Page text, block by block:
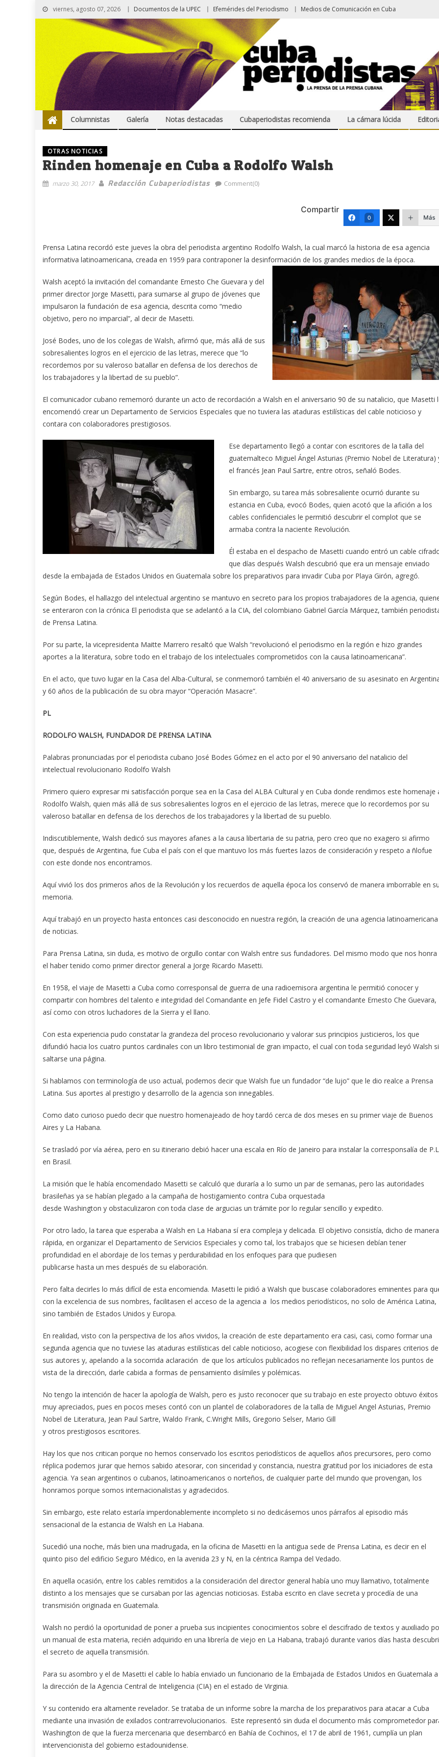
viernes, agosto 07, 2026 Documentos de la UPEC Efemérides del Periodismo Medios de Comunicación en Cuba
Columnistas Galería Notas destacadas Cubaperiodistas recomienda La cámara lúcida
OTRAS NOTICIAS
Rinden homenaje en Cuba a Rodolfo Walsh
marzo 30, 2017 Redacción Cubaperiodistas Comment(0)
Compartir
0 Más
Prensa Latina recordó este jueves la obra del periodista argentino Rodolfo Walsh, la cual marcó la historia de esa agencia
informativa latinoamericana, creada en 1959 para contraponer la desinformación de los grandes medios de la época.
Walsh aceptó la invitación del comandante Ernesto Che Guevara y del
primer director Jorge Masetti, para sumarse al grupo de jóvenes que
impulsaron la fundación de esa agencia, descrita como “medio
objetivo, pero no imparcial”, al decir de Masetti.
José Bodes, uno de los colegas de Walsh, afirmó que, más allá de sus
sobresalientes logros en el ejercicio de las letras, merece que “lo
recordemos por su valeroso batallar en defensa de los derechos de
los trabajadores y la libertad de su pueblo”.
El comunicador cubano rememoró durante un acto de recordación a Walsh en el aniversario 90 de su natalicio, que Masetti
encomendó crear un Departamento de Servicios Especiales que no tuviera las ataduras estilísticas del cable noticioso y
contara con colaboradores prestigiosos.
Ese departamento llegó a contar con escritores de la talla del
guatemalteco Miguel Ángel Asturias (Premio Nobel de Literatura)
el francés Jean Paul Sartre, entre otros, señaló Bodes.
Sin embargo, su tarea más sobresaliente ocurrió durante su
estancia en Cuba, evocó Bodes, quien acotó que la afición a los
cables confidenciales le permitió descubrir el complot que se
armaba contra la naciente Revolución.
Él estaba en el despacho de Masetti cuando entró un cable
que días después Walsh descubrió que era un mensaje enviado
desde la embajada de Estados Unidos en Guatemala sobre los preparativos para invadir Cuba por Playa Girón, agregó.
Según Bodes, el hallazgo del intelectual argentino se mantuvo en secreto para los propios trabajadores de la agencia,
se enteraron con la crónica El periodista que se adelantó a la CIA, del colombiano Gabriel García Márquez, también
de Prensa Latina.
Por su parte, la vicepresidenta Maitte Marrero resaltó que Walsh “revolucionó el periodismo en la región e hizo grandes
aportes a la literatura, sobre todo en el trabajo de los intelectuales comprometidos con la causa latinoamericana”.
En el acto, que tuvo lugar en la Casa del Alba-Cultural, se conmemoró también el 40 aniversario de su asesinato en
y 60 años de la publicación de su obra mayor “Operación Masacre”.
PL
RODOLFO WALSH, FUNDADOR DE PRENSA LATINA
Palabras pronunciadas por el periodista cubano José Bodes Gómez en el acto por el 90 aniversario del natalicio del
intelectual revolucionario Rodolfo Walsh
Primero quiero expresar mi satisfacción porque sea en la Casa del ALBA Cultural y en Cuba donde rendimos este homenaje
Rodolfo Walsh, quien más allá de sus sobresalientes logros en el ejercicio de las letras, merece que lo recordemos por su
valeroso batallar en defensa de los derechos de los trabajadores y la libertad de su pueblo.
Indiscutiblemente, Walsh dedicó sus mayores afanes a la causa libertaria de su patria, pero creo que no exagero si afirmo
que, después de Argentina, fue Cuba el país con el que mantuvo los más fuertes lazos de consideración y respeto a ñlofue
con este donde nos encontramos.
Aquí vivió los dos primeros años de la Revolución y los recuerdos de aquella época los conservó de manera imborrable en
memoria.
Aquí trabajó en un proyecto hasta entonces casi desconocido en nuestra región, la creación de una agencia latinoamericana
de noticias.
Para Prensa Latina, sin duda, es motivo de orgullo contar con Walsh entre sus fundadores. Del mismo modo que nos honra
el haber tenido como primer director general a Jorge Ricardo Masetti.
En 1958, el viaje de Masetti a Cuba como corresponsal de guerra de una radioemisora argentina le permitió conocer y
compartir con hombres del talento e integridad del Comandante en Jefe Fidel Castro y el comandante Ernesto Che Guevara,
así como con otros luchadores de la Sierra y el llano.
Con esta experiencia pudo constatar la grandeza del proceso revolucionario y valorar sus principios justicieros, los que
difundió hacia los cuatro puntos cardinales con un libro testimonial de gran impacto, el cual con toda seguridad leyó Walsh
saltarse una página.
Si hablamos con terminología de uso actual, podemos decir que Walsh fue un fundador “de lujo” que le dio realce a Prensa
Latina. Sus aportes al prestigio y desarrollo de la agencia son innegables.
Como dato curioso puedo decir que nuestro homenajeado de hoy tardó cerca de dos meses en su primer viaje de Buenos
Aires y La Habana.
Se trasladó por vía aérea, pero en su itinerario debió hacer una escala en Río de Janeiro para instalar la corresponsalía de
en Brasil.
La misión que le había encomendado Masetti se calculó que duraría a lo sumo un par de semanas, pero las autoridades
brasileñas ya se habían plegado a la campaña de hostigamiento contra Cuba orquestada
desde Washington y obstaculizaron con toda clase de argucias un trámite por lo regular sencillo y expedito.
Por otro lado, la tarea que esperaba a Walsh en La Habana sí era compleja y delicada. El objetivo consistía, dicho de manera
rápida, en organizar el Departamento de Servicios Especiales y como tal, los trabajos que se hiciesen debían tener
profundidad en el abordaje de los temas y perdurabilidad en los enfoques para que pudiesen
publicarse hasta un mes después de su elaboración.
Pero falta decirles lo más difícil de esta encomienda. Masetti le pidió a Walsh que buscase colaboradores eminentes para
con la excelencia de sus nombres, facilitasen el acceso de la agencia a los medios periodísticos, no solo de América Latina,
sino también de Estados Unidos y Europa.
En realidad, visto con la perspectiva de los años vividos, la creación de este departamento era casi, casi, como formar una
segunda agencia que no tuviese las ataduras estilísticas del cable noticioso, acogiese con flexibilidad los dispares criterios de
sus autores y, apelando a la socorrida aclaración de que los artículos publicados no reflejan necesariamente los puntos de
vista de la dirección, darle cabida a formas de pensamiento disímiles y polémicas.
No tengo la intención de hacer la apología de Walsh, pero es justo reconocer que su trabajo en este proyecto obtuvo éxitos
muy apreciados, pues en pocos meses contó con un plantel de colaboradores de la talla de Miguel Angel Asturias, Premio
Nobel de Literatura, Jean Paul Sartre, Waldo Frank, C.Wright Mills, Gregorio Selser, Mario Gill
y otros prestigiosos escritores.
Hay los que nos critican porque no hemos conservado los escritos periodísticos de aquellos años precursores, pero como
réplica podemos jurar que hemos sabido atesorar, con sinceridad y constancia, nuestra gratitud por los iniciadores de esta
agencia. Ya sean argentinos o cubanos, latinoamericanos o norteños, de cualquier parte del mundo que provengan, los
honramos porque somos internacionalistas y agradecidos.
Sin embargo, este relato estaría imperdonablemente incompleto si no dedicásemos unos párrafos al episodio más
sensacional de la estancia de Walsh en La Habana.
Sucedió una noche, más bien una madrugada, en la oficina de Masetti en la antigua sede de Prensa Latina, es decir en el
quinto piso del edificio Seguro Médico, en la avenida 23 y N, en la céntrica Rampa del Vedado.
En aquella ocasión, entre los cables remitidos a la consideración del director general había uno muy llamativo, totalmente
distinto a los mensajes que se cursaban por las agencias noticiosas. Estaba escrito en clave secreta y procedía de una
transmisión originada en Guatemala.
Walsh no perdió la oportunidad de poner a prueba sus incipientes conocimientos sobre el descifrado de textos y auxiliado
un manual de esta materia, recién adquirido en una librería de viejo en La Habana, trabajó durante varios días hasta
el secreto de aquella transmisión.
Para su asombro y el de Masetti el cable lo había enviado un funcionario de la Embajada de Estados Unidos en Guatemala a
la dirección de la Agencia Central de Inteligencia (CIA) en el estado de Virginia.
Y su contenido era altamente revelador. Se trataba de un informe sobre la marcha de los preparativos para atacar a Cuba
mediante una invasión de exilados contrarrevolucionarios. Este representó sin duda el documento más comprometedor
Washington de que la fuerza mercenaria que desembarcó en Bahía de Cochinos, el 17 de abril de 1961, cumplía un plan
intervencionista del gobierno estadounidense.